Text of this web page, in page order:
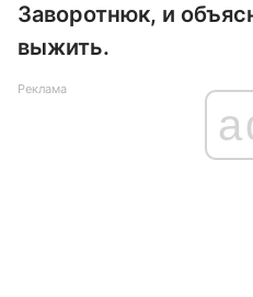
Заворотнюк, и
выжить.
Реклама